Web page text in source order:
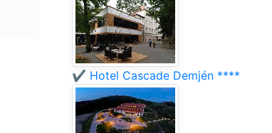
✔️ Hotel Cascade Demjén ****